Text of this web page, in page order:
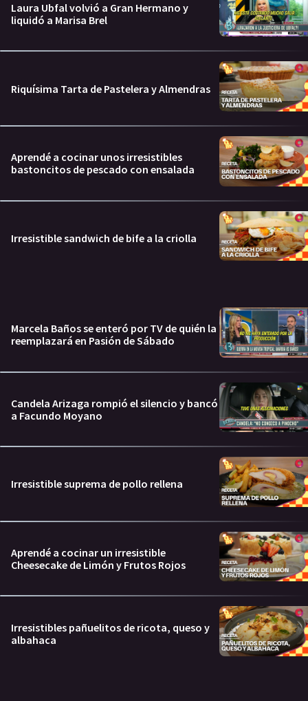
Laura Ubfal volvió a Gran Hermano y
liquidó a Marisa Brel
Riquísima Tarta de Pastelera y Almendras
Aprendé a cocinar unos irresistibles
bastoncitos de pescado con ensalada
Irresistible sandwich de bife a la criolla
Marcela Baños se enteró por TV de quién la
reemplazará en Pasión de Sábado
Candela Arizaga rompió el silencio y bancó
a Facundo Moyano
Irresistible suprema de pollo rellena
Aprendé a cocinar un irresistible
Cheesecake de Limón y Frutos Rojos
Irresistibles pañuelitos de ricota, queso y
albahaca